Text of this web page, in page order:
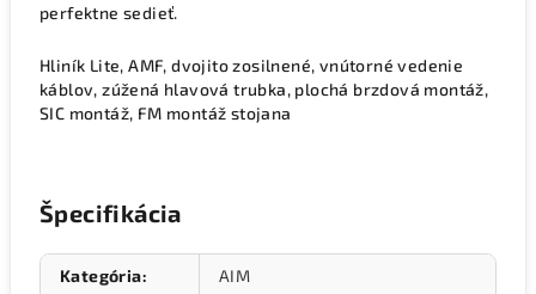
perfektne sedieť.
Hliník Lite, AMF, dvojito zosilnené, vnútorné vedenie
káblov, zúžená hlavová trubka, plochá brzdová montáž,
SIC montáž, FM montáž stojana
Špecifikácia
Kategória: AIM